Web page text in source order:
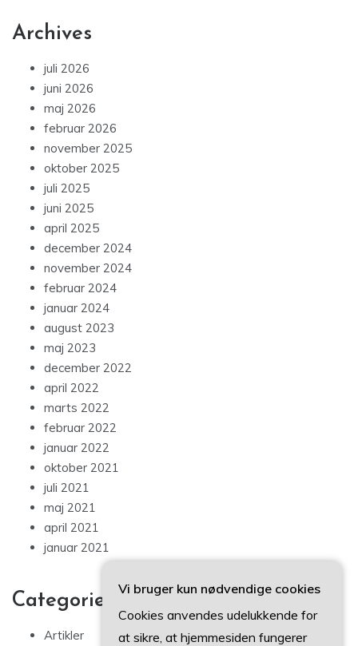
Archives
juli 2026
juni 2026
maj 2026
februar 2026
november 2025
oktober 2025
juli 2025
juni 2025
april 2025
december 2024
november 2024
februar 2024
januar 2024
august 2023
maj 2023
december 2022
april 2022
marts 2022
februar 2022
januar 2022
oktober 2021
juli 2021
maj 2021
april 2021
januar 2021
Categories
Artikler
Vi bruger kun nødvendige cookies
Cookies anvendes udelukkende for
at sikre, at hjemmesiden fungerer